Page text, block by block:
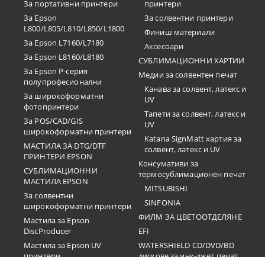
За портативни принтери
За Epson
L800/L805/L810/L850/L1800
За Epson L7160/L7180
За Epson L8160/L8180
За Epson P-серия
полупрофесионални
За широкоформатни
фотопринтери
За POS/CAD/GIS
широкоформатни принтери
МАСТИЛА ЗА DTG/DTF
ПРИНТЕРИ EPSON
СУБЛИМАЦИОННИ
МАСТИЛА EPSON
За солвентни
широкоформатни принтери
Мастила за Epson
DiscProducer
Мастила за Epson UV
принтери
За солвентни принтери
Финиш материали
Аксесоари
СУБЛИМАЦИОННИ ХАРТИИ
Медии за солвентен печат
Канава за солвент, латекс и
UV
Тапети за солвент, латекс и
UV
Katana SignMatt хартия за
солвент, латекс и UV
Консумативи за
термосублимационен печат
MITSUBISHI
SINFONIA
ФИЛМ ЗА ЦВЕТООТДЕЛЯНЕ
EFI
WATERSHIELD CD/DVD/BD